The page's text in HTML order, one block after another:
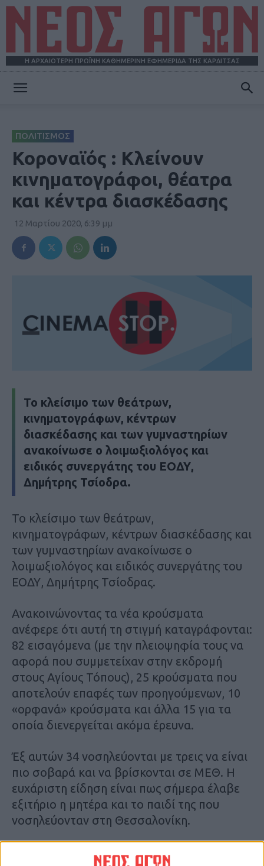
Η ΑΡΧΑΙΟΤΕΡΗ ΠΡΩΪΝΗ ΚΑΘΗΜΕΡΙΝΗ ΕΦΗΜΕΡΙΔΑ ΤΗΣ ΚΑΡΔΙΤΣΑΣ
ΠΟΛΙΤΙΣΜΟΣ
Κοροναϊός : Κλείνουν
κινηματογράφοι, θέατρα
και κέντρα διασκέδασης
12 Μαρτίου 2020, 6:39 μμ
Το κλείσιμο των θεάτρων,
κινηματογράφων, κέντρων
διασκέδασης και των γυμναστηρίων
ανακοίνωσε ο λοιμωξιολόγος και
ειδικός συνεργάτης του ΕΟΔΥ,
Δημήτρης Τσίοδρα.
Το κλείσιμο των θεάτρων,
κινηματογράφων, κέντρων διασκέδασης και
των γυμναστηρίων ανακοίνωσε ο
λοιμωξιολόγος και ειδικός συνεργάτης του
ΕΟΔΥ, Δημήτρης Τσίοδρας.
Ανακοινώνοντας τα νέα κρούσματα
ανέφερε ότι αυτή τη στιγμή καταγράφονται:
82 εισαγόμενα (με την πλειοψηφία τους να
αφορά που συμμετείχαν στην εκδρομή
στους Αγίους Τόπους), 25 κρούσματα που
αποτελούν επαφές των προηγούμενων, 10
«ορφανά» κρούσματα και άλλα 15 για τα
οποία διενεργείται ακόμα έρευνα.
Έξ αυτών 34 νοσηλεύονται με τρεις να είναι
πιο σοβαρά και να βρίσκονται σε ΜΕΘ. Η
ευχάριστη είδηση είναι πως σήμερα έλαβε
εξιτήριο η μητέρα και το παιδί της που
νοσηλεύονταν στη Θεσσαλονίκη.